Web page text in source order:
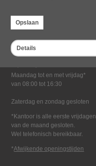
Opslaan
Details
Dampten 2, 1624 NR Hoorn
Postadres
Postbus 2095, 1620 EB Hoorn
Maandag tot en met vrijdag*
van 08:00 tot 16:30
Zaterdag en zondag gesloten
*Kantoor is alle eerste vrijdagen
van de maand gesloten.
Wel telefonisch bereikbaar.
*Afwijkende openingstijden